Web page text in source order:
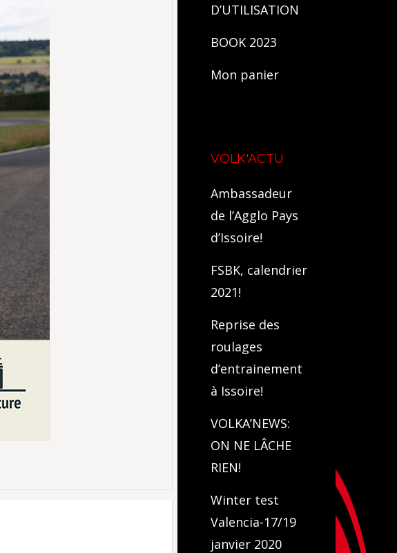
D’UTILISATION
BOOK 2023
Mon panier
VOLK'ACTU
Ambassadeur
de l’Agglo Pays
d’Issoire!
FSBK, calendrier
2021!
Reprise des
roulages
d’entrainement
à Issoire!
VOLKA’NEWS:
ON NE LÂCHE
RIEN!
Winter test
Valencia-17/19
janvier 2020